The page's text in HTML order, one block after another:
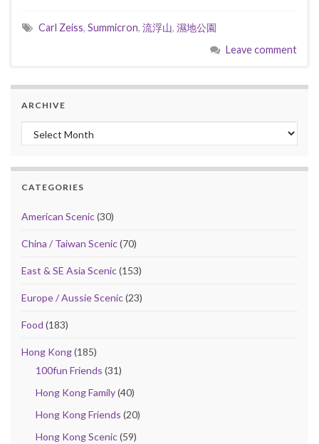
Carl Zeiss, Summicron, 流浮山, 濕地公園
Leave comment
ARCHIVE
Archive
CATEGORIES
American Scenic(30)
China / Taiwan Scenic(70)
East & SE Asia Scenic(153)
Europe / Aussie Scenic(23)
Food (183)
Hong Kong(185)
100fun Friends (31)
Hong Kong Family(40)
Hong Kong Friends (20)
Hong Kong Scenic(59)